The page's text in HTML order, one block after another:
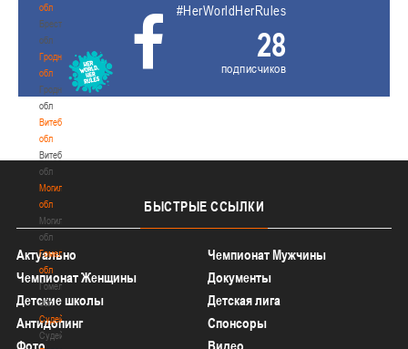
обл
Брестская
обл
Гродненская
обл
Гродненская
обл
Витебская
обл
Витебская
обл
Могилевская
обл
Могилевская
обл
Гомельская
обл
Гомельская
обл
Судейство
Судейство
#HerWorldHerRules
28
подписчиков
БЫСТРЫЕ ССЫЛКИ
Актуально
Чемпионат Мужчины
Чемпионат Женщины
Документы
Детские школы
Детская лига
Антидопинг
Спонсоры